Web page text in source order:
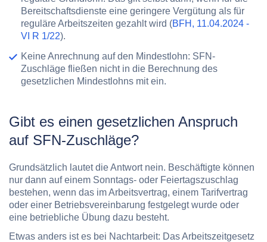
Bereitschaftsdienste eine geringere Vergütung als für
reguläre Arbeitszeiten gezahlt wird (BFH, 11.04.2024 -
VI R 1/22).
Keine Anrechnung auf den Mindestlohn: SFN-
Zuschläge fließen nicht in die Berechnung des
gesetzlichen Mindestlohns mit ein.
Gibt es einen gesetzlichen Anspruch
auf SFN-Zuschläge?
Grundsätzlich lautet die Antwort nein. Beschäftigte können
nur dann auf einem Sonntags- oder Feiertagszuschlag
bestehen, wenn das im Arbeitsvertrag, einem Tarifvertrag
oder einer Betriebsvereinbarung festgelegt wurde oder
eine betriebliche Übung dazu besteht.
Etwas anders ist es bei Nachtarbeit: Das Arbeitszeitgesetz